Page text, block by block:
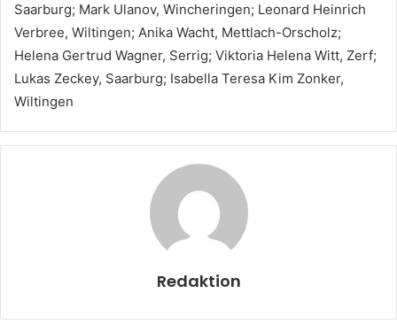
Saarburg; Mark Ulanov, Wincheringen; Leonard Heinrich
Verbree, Wiltingen; Anika Wacht, Mettlach-Orscholz;
Helena Gertrud Wagner, Serrig; Viktoria Helena Witt, Zerf;
Lukas Zeckey, Saarburg; Isabella Teresa Kim Zonker,
Wiltingen
Redaktion